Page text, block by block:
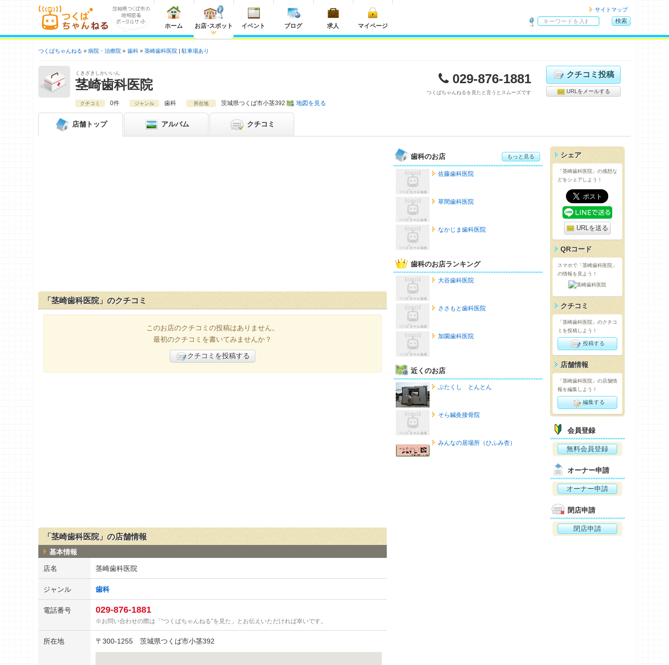
ホーム お店・スポット イベント ブログ 求人 マイページ
サイトマップ
内
索
検索
つくばちゃんねる 病院・治療院 歯科 茎崎歯科医院 駐車場あり
くきざきしかいいん
茎崎歯科医院 029-876-1881
つくばちゃんねるを見たと言うとスムーズです
クチコミ投稿
URLをメールする
クチコミ 0件 ジャンル 歯科 所在地 茨城県つくば市小茎392 地図を見る
店舗 トップ アルバム クチコミ
「茎崎歯科医院」のクチコミ
このお店のクチコミの投稿はありません。
最初のクチコミを書いてみませんか？
クチコミを投稿する
「茎崎歯科医院」の店舗情報
基本情報
店名 茎崎歯科医院
ジャンル 歯科
電話番号 029-876-1881
お問い合わせの際は「“つくばちゃんねる”を見た」とお伝えいただければ幸いです。
所在地 〒 300-1255 茨城県つくば市小茎392
歯科のお店 もっと見る
佐藤歯科医院
草間歯科医院
なかじま歯科医院
歯科のお店ランキング
大谷歯科医院
ささもと歯科医院
加園歯科医院
近くのお店
ぶたくし とんとん
そら鍼灸接骨院
みんなの居場所（ひふみ杏）
シェア
「茎崎歯科医院」の感想な
どをシェアしよう！
URLを送る
QRコード
スマホで「茎崎歯科医院」
の情報を見よう！
クチコミ
「茎崎歯科医院」のクチコ
ミを投稿しよう！
投稿する
店舗情報
「茎崎歯科医院」の店舗情
報を編集しよう！
編集する
会員登録
無料会員登録
オーナー申請
オーナー申請
閉店申請
閉店申請